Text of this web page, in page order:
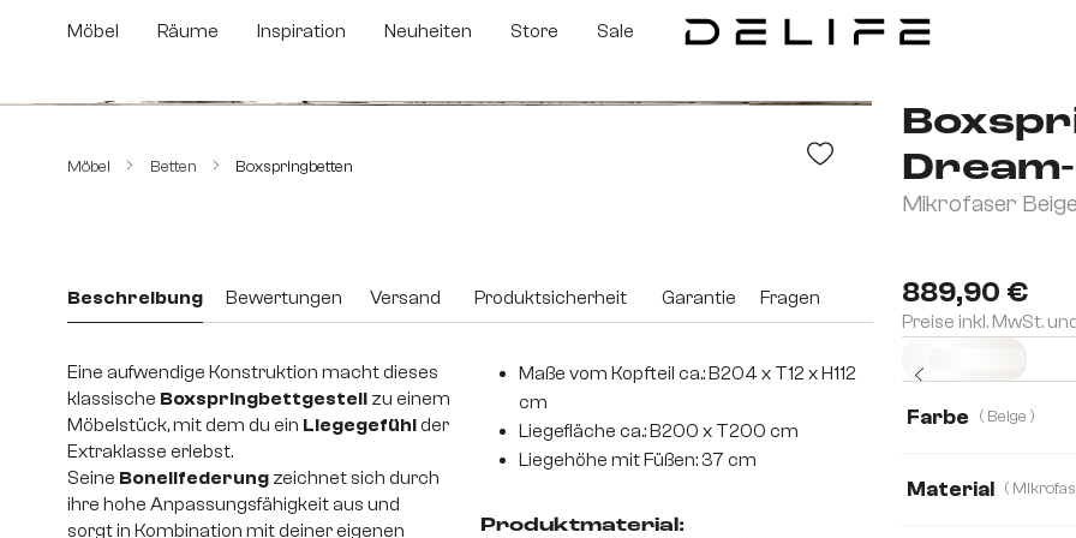
Hauptinhalt springen
Zur Suche springen
Zur Hauptnavigation springen
Möbel Räume Inspiration Neuheiten Store Sale
Möbel Betten Boxspringbetten
Mikrofaser
889,90 €
Preise inkl. MwSt.
Farbe ( Beige )
Material
Beschreibung Bewertungen Versand Produktsicherheit Garantie Fragen
Eine aufwendige Konstruktion macht dieses
klassische Boxspringbettgestell zu einem
Möbelstück, mit dem du ein Liegegefühl der
Extraklasse erlebst.
Seine Bonellfederung zeichnet sich durch
ihre hohe Anpassungsfähigkeit aus und
sorgt in Kombination mit deiner eigenen
Maße vom Kopfteil ca.: B204 x T12 x H112
cm
Liegefläche ca.: B200 x T200 cm
Liegehöhe mit Füßen: 37 cm
Produktmaterial: